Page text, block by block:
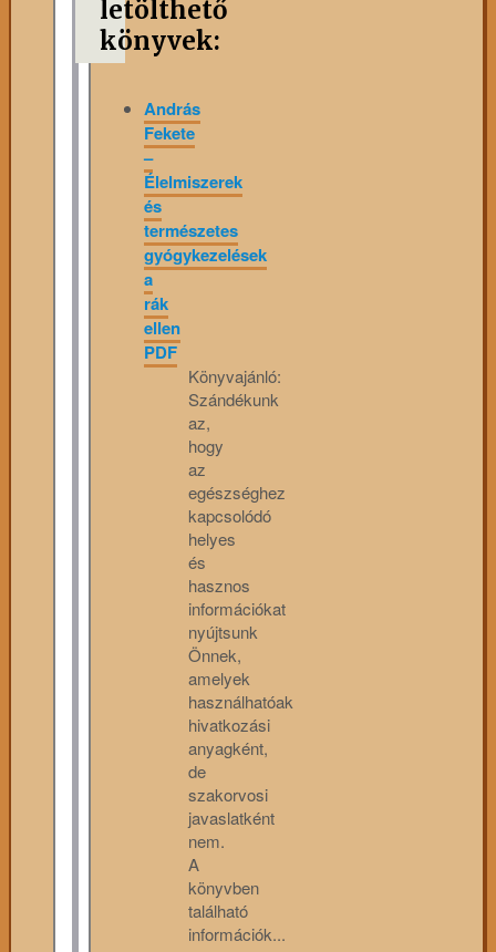
letölthető
könyvek:
András
Fekete
–
Élelmiszerek
és
természetes
gyógykezelések
a
rák
ellen
PDF
Könyvajánló:
Szándékunk
az,
hogy
az
egészséghez
kapcsolódó
helyes
és
hasznos
információkat
nyújtsunk
Önnek,
amelyek
használhatóak
hivatkozási
anyagként,
de
szakorvosi
javaslatként
nem.
A
könyvben
található
információk...